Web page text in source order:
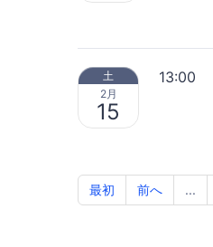
土
2月
15
13:00
最初
前へ ...